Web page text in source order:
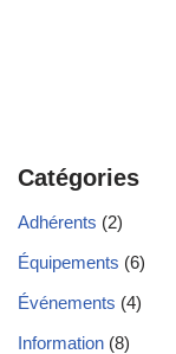
Catégories
Adhérents (2)
Équipements (6)
Événements (4)
Information (8)